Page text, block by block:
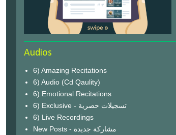
Audios
6) Amazing Recitations
6) Audio (Cd Qaulity)
6) Emotional Recitations
6) Exclusive - تسجيلات حصرية
6) Live Recordings
New Posts - مشاركة جديدة